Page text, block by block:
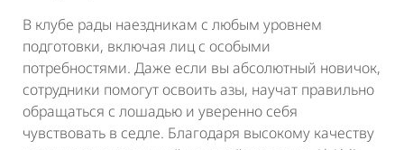
В клубе рады наездникам с любым уровнем
подготовки, включая лиц с особыми
потребностями. Даже если вы абсолютный новичок,
сотрудники помогут освоить азы, научат правильно
обращаться с лошадью и уверенно себя
чувствовать в седле. Благодаря высокому качеству